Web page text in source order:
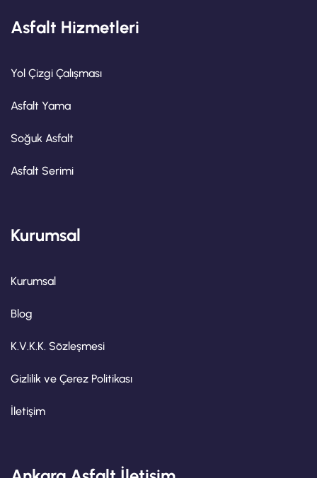
Asfalt Hizmetleri
Yol Çizgi Çalışması
Asfalt Yama
Soğuk Asfalt
Asfalt Serimi
Kurumsal
Kurumsal
Blog
K.V.K.K. Sözleşmesi
Gizlilik ve Çerez Politikası
İletişim